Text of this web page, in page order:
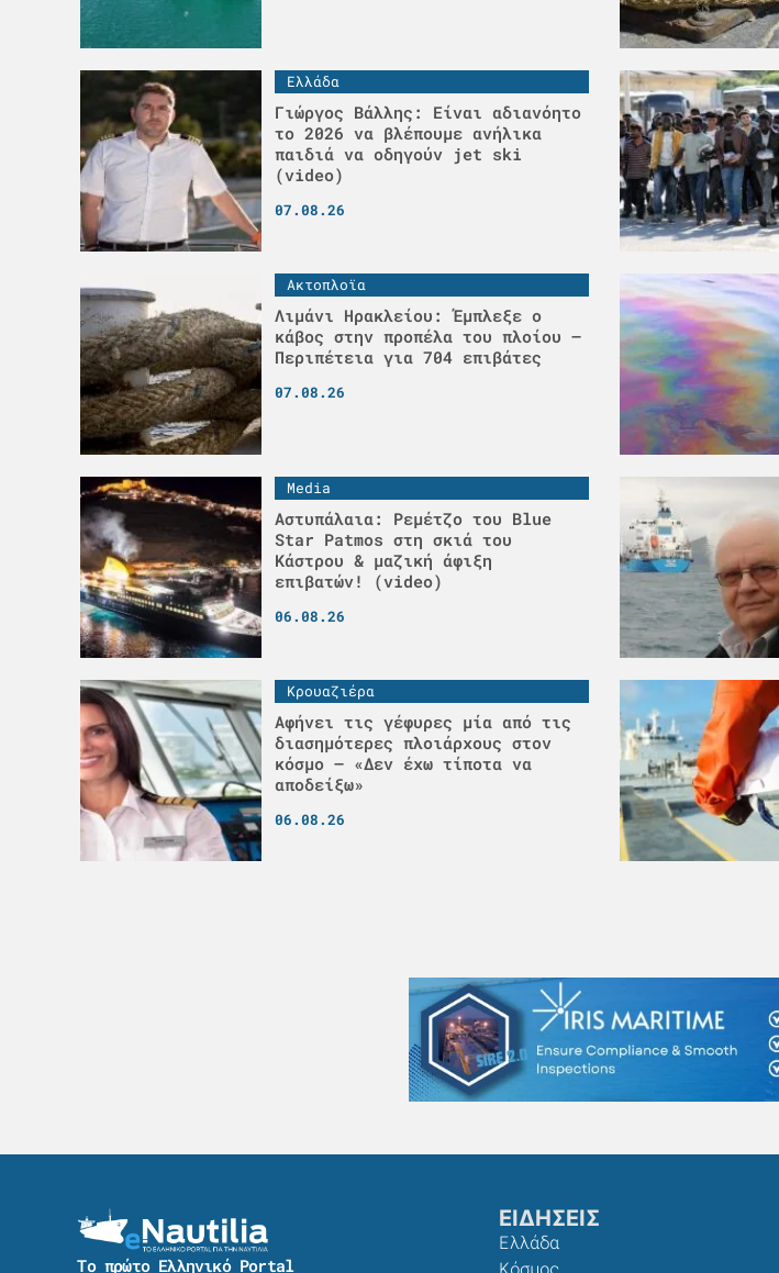
Ελλάδα
Γιώργος Βάλλης: Είναι αδιανόητο
το 2026 να βλέπουμε ανήλικα
παιδιά να οδηγούν jet ski
(video)
07.08.26
Ακτοπλοϊα
Λιμάνι Ηρακλείου: Έμπλεξε ο
κάβος στην προπέλα του πλοίου –
Περιπέτεια για 704 επιβάτες
07.08.26
Media
Αστυπάλαια: Ρεμέτζο του Blue
Star Patmos στη σκιά του
Κάστρου & μαζική άφιξη
επιβατών! (video)
06.08.26
Κρουαζιέρα
Αφήνει τις γέφυρες μία από τις
διασημότερες πλοιάρχους στον
κόσμο – «Δεν έχω τίποτα να
αποδείξω»
06.08.26
Το πρώτο Ελληνικό Portal
ΕΙΔΗΣΕΙΣ
Ελλάδα